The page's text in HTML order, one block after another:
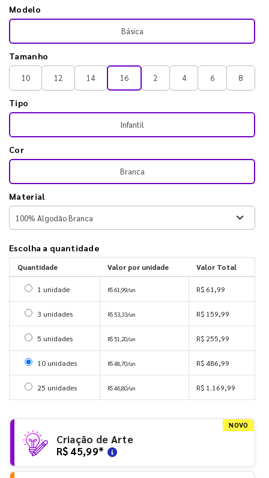
Modelo
Básica
Tamanho
10 12 14 16 2 4 6 8
Tipo
Infantil
Cor
Branca
Material
Escolha a quantidade
Quantidade Valor por unidade Valor Total
Selecionar 1 unidade
1 unidade R$ 61,99/un R$ 61,99
Selecionar 3 unidades
3 unidades R$ 53,33/un R$ 159,99
Selecionar 5 unidades
5 unidades R$ 51,20/un R$ 255,99
Selecionar 10 unidades
10 unidades R$ 48,70/un R$ 486,99
Selecionar 25 unidades
25 unidades R$ 46,80/un R$ 1.169,99
NOVO
Criação de Arte
R$ 45,99*